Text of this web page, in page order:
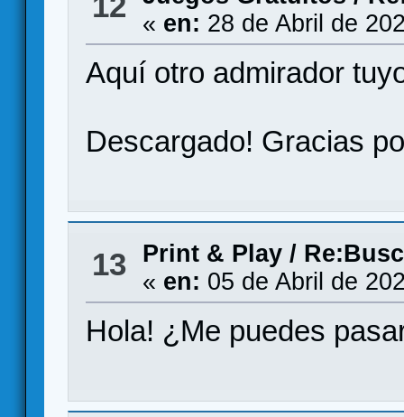
« en: 28 de Abril de
Aquí otro admirador
Descargado! Gracias
13 Print & Play/
« en: 05 de Abril de
Hola! ¿Me puedes